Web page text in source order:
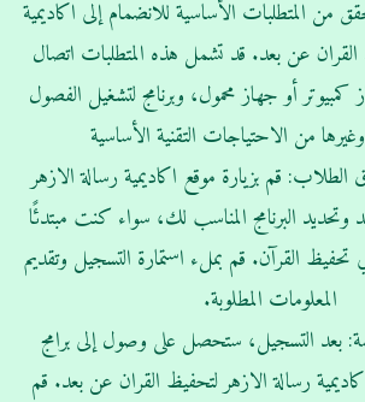
من المتطلبات الأساسية للانضمام إلى اكاديمية
القران عن بعد. قد تشمل هذه المتطلبات اتصال
أو جهاز محمول، وبرنامج لتشغيل الفصول
من الاحتياجات التقنية الأساسية
الطلاب: قم بزيارة موقع اكاديمية رسالة الازهر
البرنامج المناسب لك، سواء كنت مبتدئًا
القرآن. قم بملء استمارة التسجيل وتقديم
المعلومات المطلوبة.
بعد التسجيل، ستحصل على وصول إلى برامج
رسالة الازهر لتحفيظ القران عن بعد. قم